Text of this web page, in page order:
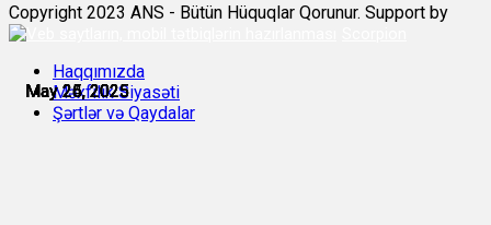
May 24, 2025
May 25, 2025
May 25, 2025
May 25, 2025
May 26, 2025
May 26, 2025
Copyright 2023 ANS - Bütün Hüquqlar Qorunur. Support by
Haqqımızda
Məxfilik Siyasəti
Şərtlər və Qaydalar